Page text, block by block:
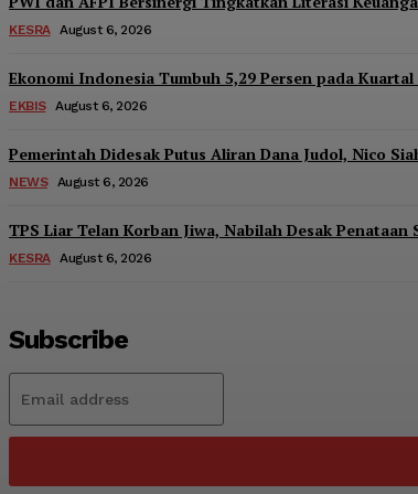
KESRA August 6, 2026
Ekonomi Indonesia Tumbuh 5,29 Persen pada
EKBIS August 6, 2026
Pemerintah Didesak Putus Aliran Dana Judol, Nico
NEWS August 6, 2026
TPS Liar Telan Korban Jiwa, Nabilah Desak Penataan
KESRA August 6, 2026
Subscribe